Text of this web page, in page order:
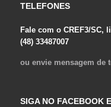
TELEFONES
Fale com o CREF3/SC,
(48) 33487007
ou envie mensagem de
SIGA NO FACEBOOK